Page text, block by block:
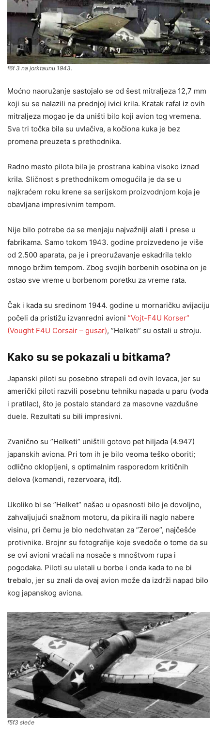
f6f 3 na jorktaunu 1943.
Moćno naoružanje sastojalo se od šest mitraljeza 12,7 mm
koji su se nalazili na prednjoj ivici krila. Kratak rafal iz ovih
mitraljeza mogao je da uništi bilo koji avion tog vremena.
Sva tri točka bila su uvlačiva, a kočiona kuka je bez
promena preuzeta s prethodnika.
Radno mesto pilota bila je prostrana kabina visoko iznad
krila. Sličnost s prethodnikom omogućila je da se u
najkraćem roku krene sa serijskom proizvodnjom koja je
obavljana impresivnim tempom.
Nije bilo potrebe da se menjaju najvažniji alati i prese u
fabrikama. Samo tokom 1943. godine proizvedeno je više
od 2.500 aparata, pa je i preoružavanje eskadrila teklo
mnogo bržim tempom. Zbog svojih borbenih osobina on je
ostao sve vreme u borbenom poretku za vreme rata.
Čak i kada su sredinom 1944. godine u mornaričku avijaciju
počeli da pristižu izvanredni avioni ”Vojt-F4U Korser”
(Vought F4U Corsair – gusar), ”Helketi” su ostali u stroju.
Kako su se pokazali u bitkama?
Japanski piloti su posebno strepeli od ovih lovaca, jer su
američki piloti razvili posebnu tehniku napada u paru (vođa
i pratilac), što je postalo standard za masovne vazdušne
duele. Rezultati su bili impresivni.
Zvanično su ”Helketi” uništili gotovo pet hiljada (4.947)
japanskih aviona. Pri tom ih je bilo veoma teško oboriti;
odlično oklopljeni, s optimalnim rasporedom kritičnih
delova (komandi, rezervoara, itd).
Ukoliko bi se ”Helket” našao u opasnosti bilo je dovoljno,
zahvaljujući snažnom motoru, da pikira ili naglo nabere
visinu, pri čemu je bio nedohvatan za ”Zeroe”, najčešće
protivnike. Brojnr su fotografije koje svedoče o tome da su
se ovi avioni vraćali na nosače s mnoštvom rupa i
pogodaka. Piloti su uletali u borbe i onda kada to ne bi
trebalo, jer su znali da ovaj avion može da izdrži napad bilo
kog japanskog aviona.
f5f3 sleće